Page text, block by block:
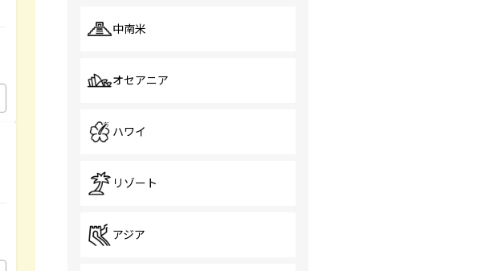
中南米
オセアニア
ハワイ
リゾート
アジア